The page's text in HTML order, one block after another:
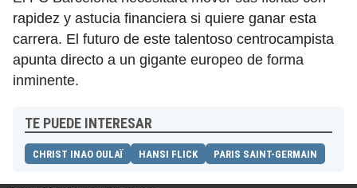
rapidez y astucia financiera si quiere ganar esta
carrera. El futuro de este talentoso centrocampista
apunta directo a un gigante europeo de forma
inminente.
TE PUEDE INTERESAR
CHRIST INAO OULAÏ HANSI FLICK PARIS SAINT-GERMAIN